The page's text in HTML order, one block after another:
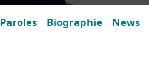
Paroles Biographie News